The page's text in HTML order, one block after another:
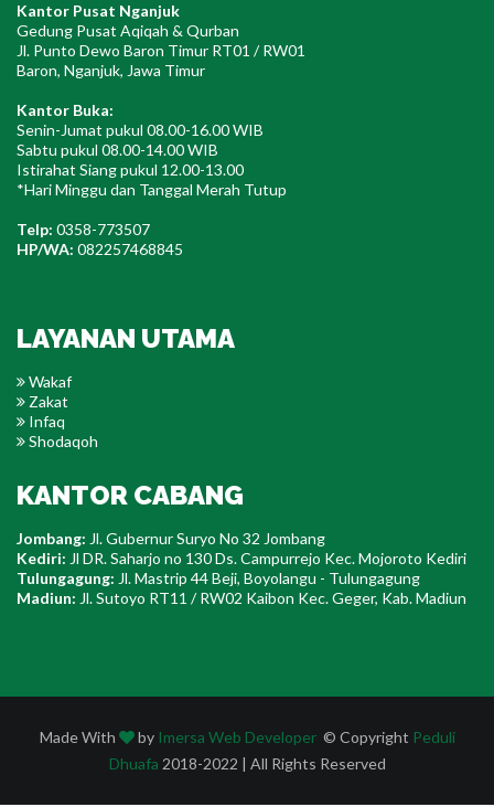
Kantor Pusat Nganjuk
Gedung Pusat Aqiqah & Qurban
Jl. Punto Dewo Baron Timur RT01 / RW01
Baron, Nganjuk, Jawa Timur
Kantor Buka:
Senin-Jumat pukul 08.00-16.00 WIB
Sabtu pukul 08.00-14.00 WIB
Istirahat Siang pukul 12.00-13.00
*Hari Minggu dan Tanggal Merah Tutup
Telp: 0358-773507
HP/WA: 082257468845
LAYANAN UTAMA
Wakaf
Zakat
Infaq
Shodaqoh
KANTOR CABANG
Jombang: Jl. Gubernur Suryo No 32 Jombang
Kediri: Jl DR. Saharjo no 130 Ds. Campurrejo Kec. Mojoroto Kediri
Tulungagung: Jl. Mastrip 44 Beji, Boyolangu - Tulungagung
Madiun: Jl. Sutoyo RT11 / RW02 Kaibon Kec. Geger, Kab. Madiun
Made With by Imersa Web Developer© Copyright Peduli
Dhuafa 2018-2022 | All Rights Reserved